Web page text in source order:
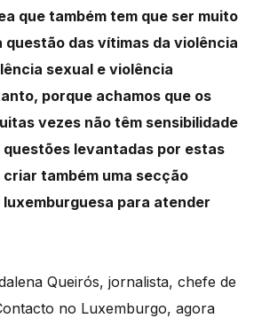
que também tem que ser muito
questão das vítimas da violência
sexual e violência
porque achamos que os
vezes não têm sensibilidade
levantadas por estas
também uma secção
para atender
Queirós, jornalista, chefe de
no Luxemburgo, agora